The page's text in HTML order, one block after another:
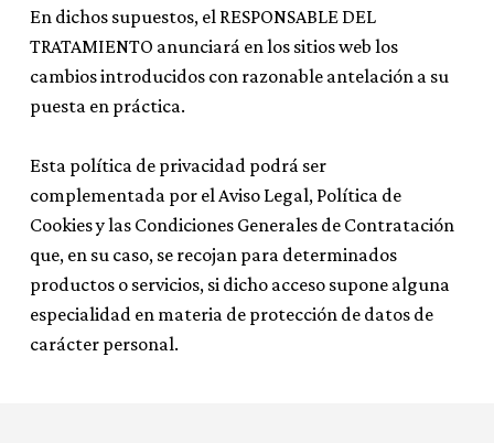
En dichos supuestos, el RESPONSABLE DEL
TRATAMIENTO anunciará en los sitios web los
cambios introducidos con razonable antelación a su
puesta en práctica.
Esta política de privacidad podrá ser
complementada por el Aviso Legal, Política de
Cookies y las Condiciones Generales de Contratación
que, en su caso, se recojan para determinados
productos o servicios, si dicho acceso supone alguna
especialidad en materia de protección de datos de
carácter personal.